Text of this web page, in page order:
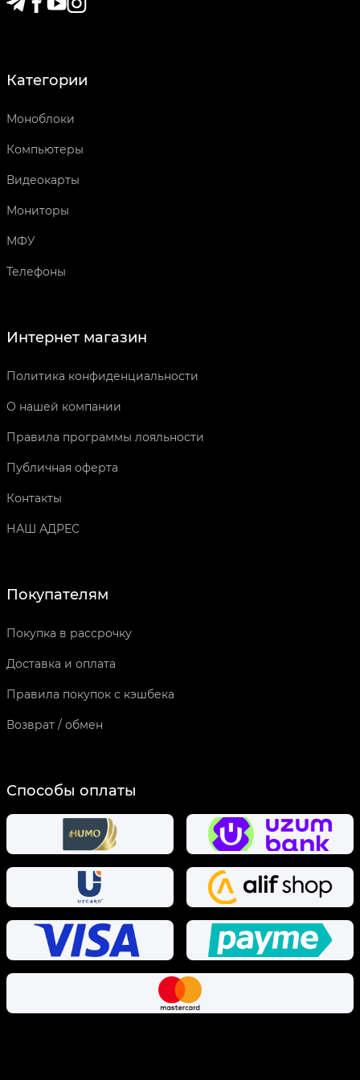
Категории
Моноблоки
Компьютеры
Видеокарты
Мониторы
МФУ
Телефоны
Интернет магазин
Политика конфиденциальности
О нашей компании
Правила программы лояльности
Публичная оферта
Контакты
НАШ АДРЕС
Покупателям
Покупка в рассрочку
Доставка и оплата
Правила покупок с кэшбека
Возврат / обмен
Способы оплаты